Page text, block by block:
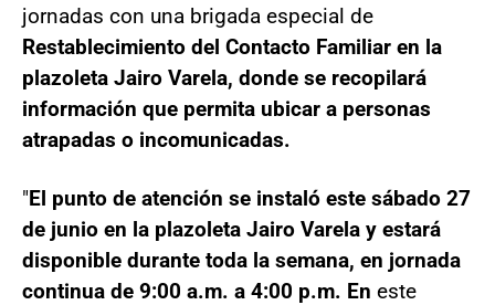
jornadas con una brigada especial de
Restablecimiento del Contacto Familiar en la
plazoleta Jairo Varela, donde se recopilará
información que permita ubicar a personas
atrapadas o incomunicadas.
"El punto de atención se instaló este sábado 27
de junio en la plazoleta Jairo Varela y estará
disponible durante toda la semana, en jornada
continua de 9:00 a.m. a 4:00 p.m. En este